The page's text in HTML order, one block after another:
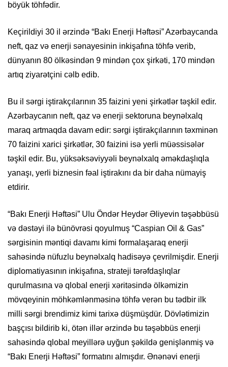
böyük töhfədir.
Keçirildiyi 30 il ərzində “Bakı Enerji Həftəsi” Azərbaycanda
neft, qaz və enerji sənayesinin inkişafına töhfə verib,
dünyanın 80 ölkəsindən 9 mindən çox şirkəti, 170 mindən
artıq ziyarətçini cəlb edib.
Bu il sərgi iştirakçılarının 35 faizini yeni şirkətlər təşkil edir.
Azərbaycanın neft, qaz və enerji sektoruna beynəlxalq
maraq artmaqda davam edir: sərgi iştirakçılarının təxminən
70 faizini xarici şirkətlər, 30 faizini isə yerli müəssisələr
təşkil edir. Bu, yüksəksəviyyəli beynəlxalq əməkdaşlıqla
yanaşı, yerli biznesin fəal iştirakını da bir daha nümayiş
etdirir.
“Bakı Enerji Həftəsi” Ulu Öndər Heydər Əliyevin təşəbbüsü
və dəstəyi ilə bünövrəsi qoyulmuş “Caspian Oil & Gas”
sərgisinin məntiqi davamı kimi formalaşaraq enerji
sahəsində nüfuzlu beynəlxalq hadisəyə çevrilmişdir. Enerji
diplomatiyasının inkişafına, strateji tərəfdaşlıqlar
qurulmasına və qlobal enerji xəritəsində ölkəmizin
mövqeyinin möhkəmlənməsinə töhfə verən bu tədbir ilk
milli sərgi brendimiz kimi tarixə düşmüşdür. Dövlətimizin
başçısı bildirib ki, ötən illər ərzində bu təşəbbüs enerji
sahəsində qlobal meyillərə uyğun şəkildə genişlənmiş və
“Bakı Enerji Həftəsi” formatını almışdır. Ənənəvi enerji